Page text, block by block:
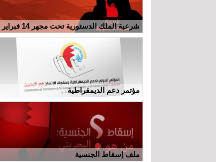
شرعية الملك الدستورية تحت مجهر 14 فبراير
مؤتمر دعم الديمقراطية
ملف إسقاط الجنسية